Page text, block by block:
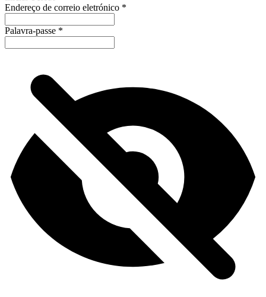
Endereço de correio eletrónico *
Palavra-passe *